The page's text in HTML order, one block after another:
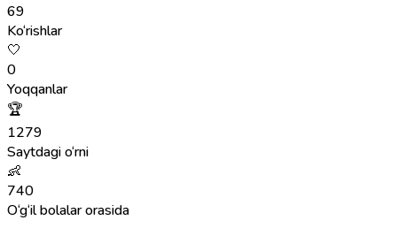
69
Ko‘rishlar
🤍
0
Yoqqanlar
🏆
1279
Saytdagi o‘rni
👶
740
O‘g‘il bolalar orasida